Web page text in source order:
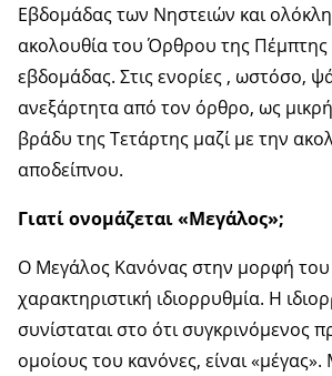
Εβδομάδας των Νηστειών και
ακολουθία του Όρθρου της Πέμπτης
εβδομάδας. Στις ενορίες , ωστόσο,
ανεξάρτητα από τον όρθρο, ως
βράδυ της Τετάρτης μαζί με την
αποδείπνου.
Γιατί ονομάζεται «Μεγάλος»;
Ο Μεγάλος Κανόνας στην μορφή του
χαρακτηριστική ιδιορρυθμία. Η
συνίσταται στο ότι συγκρινόμενος
ομοίους του κανόνες, είναι